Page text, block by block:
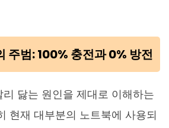
주범: 100% 충전과 0% 방전
리 닳는 원인을 제대로 이해하는
현재 대부분의 노트북에 사용되